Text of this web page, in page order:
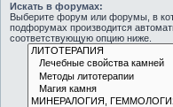
Искать в форумах:
Выберите форум или форумы, в
подфорумах производится
соответствующую опцию ниже.